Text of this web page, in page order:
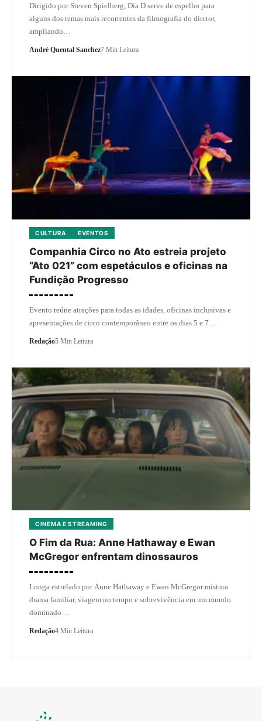
Dirigido por Steven Spielberg, Dia D serve de espelho para
alguns dos temas mais recorrentes da filmografia do diretor,
ampliando…
André Quental Sanchez7 Min Leitura
CULTURA EVENTOS
Companhia Circo no Ato estreia projeto
“Ato 021” com espetáculos e oficinas na
Fundição Progresso
Evento reúne atrações para todas as idades, oficinas inclusivas e
apresentações de circo contemporâneo entre os dias 5 e 7…
Redação5 Min Leitura
CINEMA E STREAMING
O Fim da Rua: Anne Hathaway e Ewan
McGregor enfrentam dinossauros
Longa estrelado por Anne Hathaway e Ewan McGregor mistura
drama familiar, viagem no tempo e sobrevivência em um mundo
dominado…
Redação4 Min Leitura